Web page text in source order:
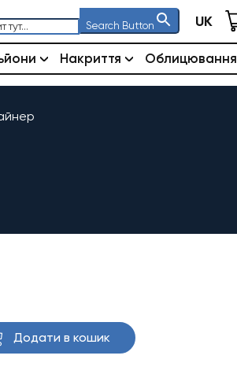
Search Button UK
Накриття Облицювання
Додати в кошик